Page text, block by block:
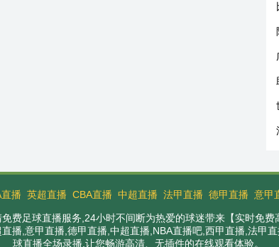
播 英超直播 CBA直播 中超直播 法甲直播 德甲直播 意甲
费足球直播服务,24小时不间断为热爱的球迷带来【实时免
播,意甲直播,德甲直播,中超直播,NBA直播吧,西甲直播,法甲
球直播全场录播,让您畅游高清、无插件的在线观看体验。